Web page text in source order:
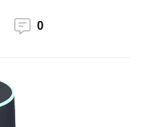
0